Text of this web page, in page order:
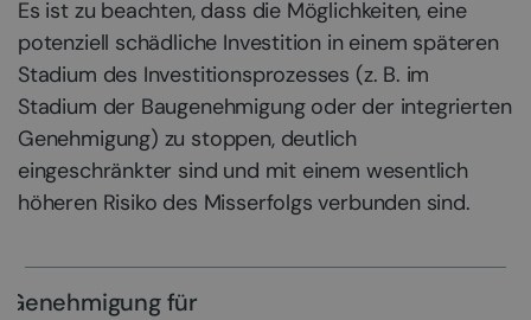
Es ist zu beachten, dass die Möglichkeiten, eine
potenziell schädliche Investition in einem späteren
Stadium des Investitionsprozesses (z. B. im
Stadium der Baugenehmigung oder der integrierten
Genehmigung) zu stoppen, deutlich
eingeschränkter sind und mit einem wesentlich
höheren Risiko des Misserfolgs verbunden sind.
Genehmigung für